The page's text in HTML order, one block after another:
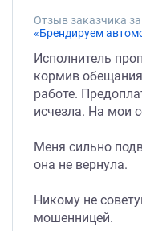
Отзыв заказчика
«Брендируем
Исполнитель
кормив
работе.
исчезла. На мои
Меня сильно
она не вернула.
Никому не
мошенницей.